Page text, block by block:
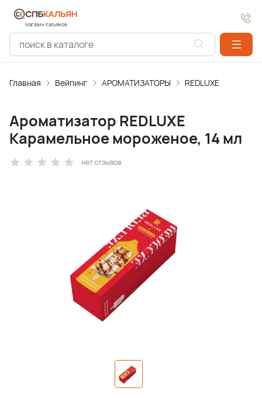
Магазин Кальянов
Главная Вейпинг АРОМАТИЗАТОPЫ REDLUXE
Ароматизатор REDLUXE
Карамельное мороженое, 14 мл
нет отзывов